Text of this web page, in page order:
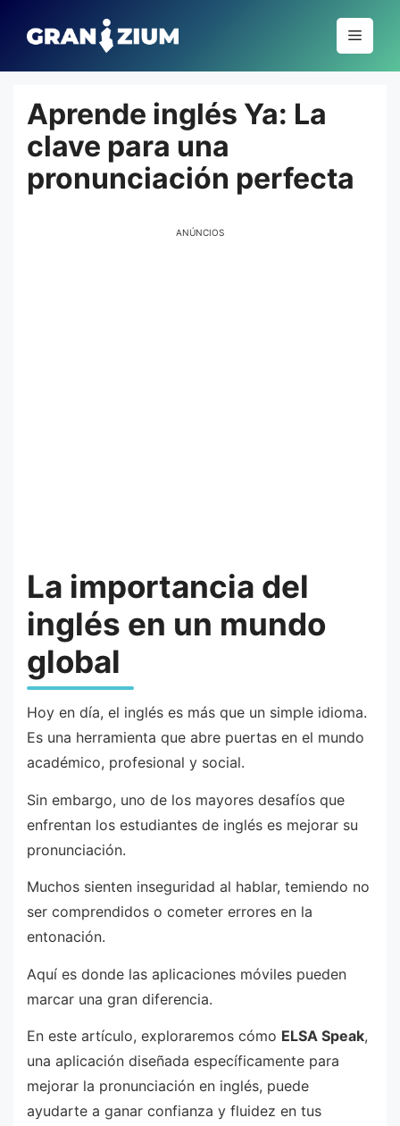
para
conteúdo
Menu
Aprende inglés Ya: La
clave para una
pronunciación perfecta
ANÚNCIOS
La importancia del
inglés en un mundo
global
Hoy en día, el inglés es más que un simple idioma.
Es una herramienta que abre puertas en el mundo
académico, profesional y social.
Sin embargo, uno de los mayores desafíos que
enfrentan los estudiantes de inglés es mejorar su
pronunciación.
Muchos sienten inseguridad al hablar, temiendo no
ser comprendidos o cometer errores en la
entonación.
Aquí es donde las aplicaciones móviles pueden
marcar una gran diferencia.
En este artículo, exploraremos cómo ELSA Speak,
una aplicación diseñada específicamente para
mejorar la pronunciación en inglés, puede
ayudarte a ganar confianza y fluidez en tus